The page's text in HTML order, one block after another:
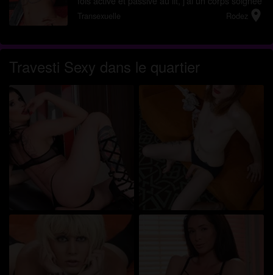
d’apparence très féminine, ce qui est trèsRodez location_on
Transexuelle
Travesti Sexy dans le quartier